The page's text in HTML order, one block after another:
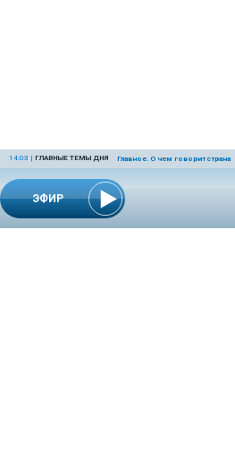
ЭФИР
14:03 | ГЛАВНЫЕ ТЕМЫ ДНЯ Главное. О чем говорит страна